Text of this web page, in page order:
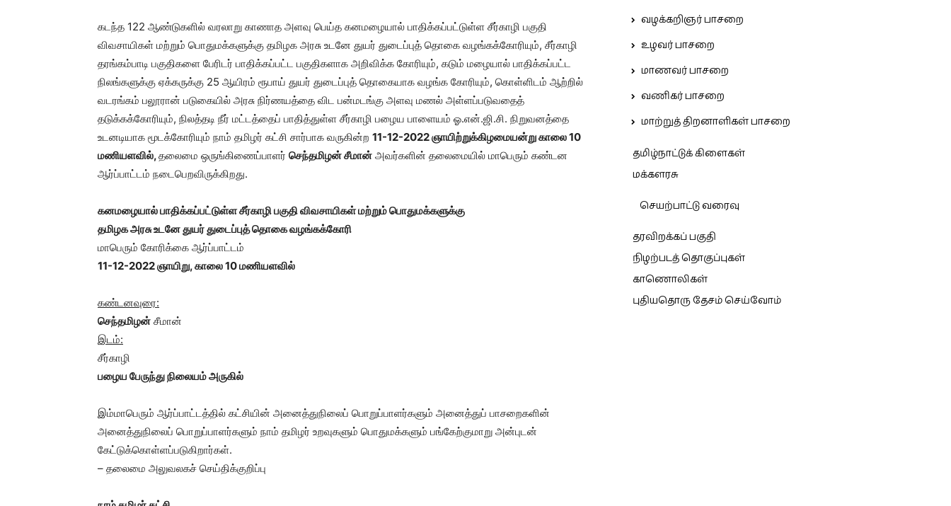
கடந்த 122 ஆண்டுகளில் வரலாறு காணாத அளவு பெய்த கனமழையால் பாதிக்கப்பட்டுள்ள சீர்காழி பகுதி
விவசாயிகள் மற்றும் பொதுமக்களுக்கு தமிழக அரசு உடனே துயர் துடைப்புத் தொகை வழங்கக்கோரியும், சீர்காழி
தரங்கம்பாடி பகுதிகளை பேரிடர் பாதிக்கப்பட்ட பகுதிகளாக அறிவிக்க கோரியும், கடும் மழையால் பாதிக்கப்பட்ட
நிலங்களுக்கு ஏக்கருக்கு 25 ஆயிரம் ரூபாய் துயர் துடைப்புத் தொகையாக வழங்க கோரியும், கொள்ளிடம் ஆற்றில்
வடரங்கம் பலூரான் படுகையில் அரசு நிர்ணயத்தை விட பன்மடங்கு அளவு மணல் அள்ளப்படுவதைத்
தடுக்கக்கோரியும், நிலத்தடி நீர் மட்டத்தைப் பாதித்துள்ள சீர்காழி பழைய பாளையம் ஓ.என்.ஜி.சி. நிறுவனத்தை
உடனடியாக மூடக்கோரியும் நாம் தமிழர் கட்சி சார்பாக வருகின்ற 11-12-2022 ஞாயிற்றுக்கிழமையன்று காலை 10
மணியளவில்,தலைமை ஒருங்கிணைப்பாளர் செந்தமிழன் சீமான் அவர்களின் தலைமையில் மாபெரும் கண்டன
ஆர்ப்பாட்டம் நடைபெறவிருக்கிறது.
கனமழையால் பாதிக்கப்பட்டுள்ள சீர்காழி பகுதி விவசாயிகள் மற்றும் பொதுமக்களுக்கு
தமிழக அரசு உடனே துயர் துடைப்புத் தொகை வழங்கக்கோரி
மாபெரும் கோரிக்கை ஆர்ப்பாட்டம்
11-12-2022 ஞாயிறு, காலை 10 மணியளவில்
கண்டனவுரை:
செந்தமிழன் சீமான்
இடம்:
சீர்காழி
பழைய பேருந்து நிலையம் அருகில்
இம்மாபெரும் ஆர்ப்பாட்டத்தில் கட்சியின் அனைத்துநிலைப் பொறுப்பாளர்களும் அனைத்துப் பாசறைகளின்
அனைத்துநிலைப் பொறுப்பாளர்களும் நாம் தமிழர் உறவுகளும் பொதுமக்களும் பங்கேற்குமாறு அன்புடன்
கேட்டுக்கொள்ளப்படுகிறார்கள்.
– தலைமை அலுவலகச் செய்திக்குறிப்பு
வழக்கறிஞர் பாசறை
உழவர் பாசறை
மாணவர் பாசறை
வணிகர் பாசறை
மாற்றுத் திறனாளிகள் பாசறை
தமிழ்நாட்டுக் கிளைகள்
மக்களரசு
செயற்பாட்டு வரைவு
தரவிறக்கப் பகுதி
நிழற்படத் தொகுப்புகள்
காணொலிகள்
புதியதொரு தேசம் செய்வோம்